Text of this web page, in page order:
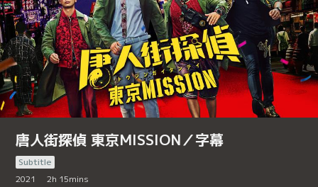
唐人街探偵 東京MISSION／字幕
Subtitle
2021
2h 15mins